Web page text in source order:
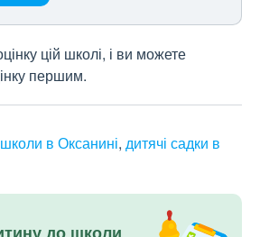
цій школі, і ви можете
першим.
школи в Оксанині, дитячі садки в